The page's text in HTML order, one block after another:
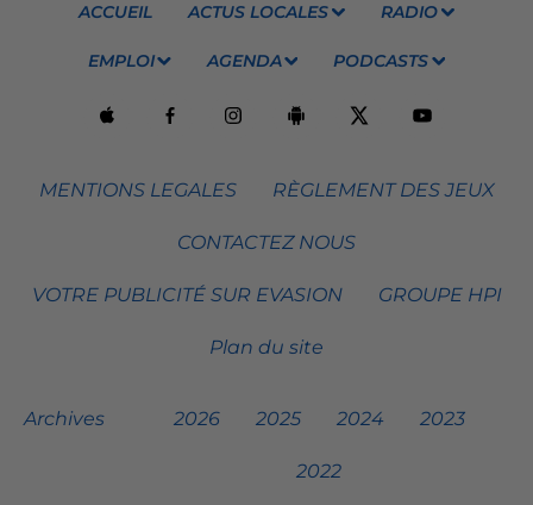
ACCUEIL ACTUS LOCALES RADIO
EMPLOI AGENDA PODCASTS
MENTIONS LEGALES RÈGLEMENT DES JEUX
CONTACTEZ NOUS
VOTRE PUBLICITÉ SUR EVASION GROUPE HPI
Plan du site
Archives 2026 2025 2024 2023
2022